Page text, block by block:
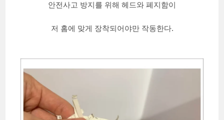
안전사고 방지를 위해 헤드와 폐지함이
저 홈에 맞게 장착되어야만 작동한다.